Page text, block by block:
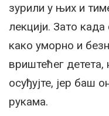
зурили у њих и
лекцији. Зато
како уморно и
вриштећег детета,
осуђујте, јер баш
рукама.